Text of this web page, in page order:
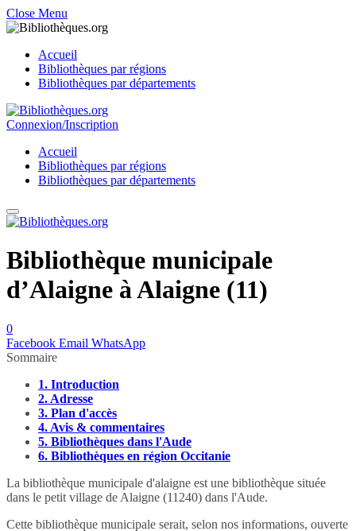
Close Menu
Accueil
Bibliothèques par régions
Bibliothèques par départements
Connexion/Inscription
Accueil
Bibliothèques par régions
Bibliothèques par départements
Bibliothèque municipale
d’Alaigne à Alaigne (11)
0
Facebook Email WhatsApp
Sommaire
1. Introduction
2. Adresse
3. Plan d'accès
4. Avis & commentaires
5. Bibliothèques dans l'Aude
6. Bibliothèques en région Occitanie
La bibliothèque municipale d'alaigne est une bibliothèque située
dans le petit village de Alaigne (11240) dans l'Aude.
Cette bibliothèque municipale serait, selon nos informations, ouverte